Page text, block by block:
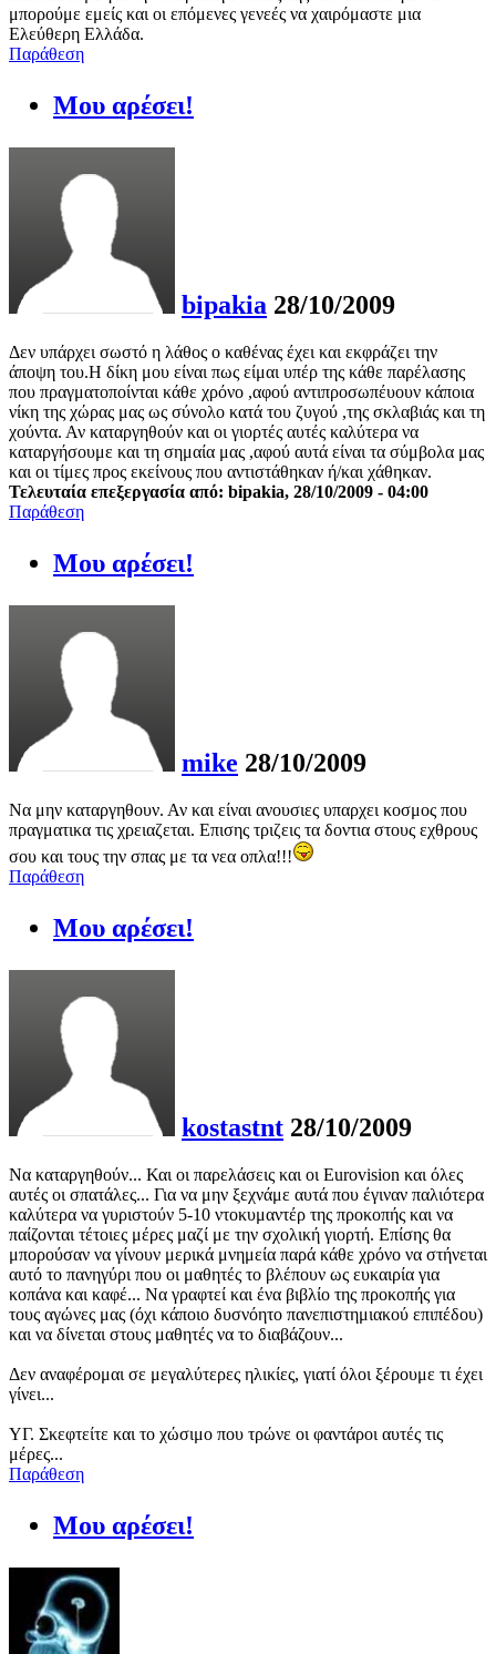
μπορούμε εμείς και οι επόμενες γενεές να χαιρόμαστε μια
Ελεύθερη Ελλάδα.
Παράθεση
Μου αρέσει!
bipakia 28/10/2009
Δεν υπάρχει σωστό η λάθος ο καθένας έχει και εκφράζει την
άποψη του.Η δίκη μου είναι πως είμαι υπέρ της κάθε παρέλασης
που πραγματοποίνται κάθε χρόνο ,αφού αντιπροσωπέυουν κάποια
νίκη της χώρας μας ως σύνολο κατά του ζυγού ,της σκλαβιάς και τη
χούντα. Αν καταργηθούν και οι γιορτές αυτές καλύτερα να
καταργήσουμε και τη σημαία μας ,αφού αυτά είναι τα σύμβολα μας
και οι τίμες προς εκείνους που αντιστάθηκαν ή/και χάθηκαν.
Τελευταία επεξεργασία από: bipakia, 28/10/2009 - 04:00
Παράθεση
Μου αρέσει!
mike 28/10/2009
Να μην καταργηθουν. Αν και είναι ανουσιες υπαρχει κοσμος που
πραγματικα τις χρειαζεται. Επισης τριζεις τα δοντια στους εχθρους
σου και τους την σπας με τα νεα οπλα!!!
Παράθεση
Μου αρέσει!
kostastnt 28/10/2009
Να καταργηθούν... Και οι παρελάσεις και οι Eurovision και όλες
αυτές οι σπατάλες... Για να μην ξεχνάμε αυτά που έγιναν παλιότερα
καλύτερα να γυριστούν 5-10 ντοκυμαντέρ της προκοπής και να
παίζονται τέτοιες μέρες μαζί με την σχολική γιορτή. Επίσης θα
μπορούσαν να γίνουν μερικά μνημεία παρά κάθε χρόνο να στήνεται
αυτό το πανηγύρι που οι μαθητές το βλέπουν ως ευκαιρία για
κοπάνα και καφέ... Να γραφτεί και ένα βιβλίο της προκοπής για
τους αγώνες μας (όχι κάποιο δυσνόητο πανεπιστημιακού επιπέδου)
και να δίνεται στους μαθητές να το διαβάζουν...
Δεν αναφέρομαι σε μεγαλύτερες ηλικίες, γιατί όλοι ξέρουμε τι έχει
γίνει...
ΥΓ. Σκεφτείτε και το χώσιμο που τρώνε οι φαντάροι αυτές τις
μέρες...
Παράθεση
Μου αρέσει!